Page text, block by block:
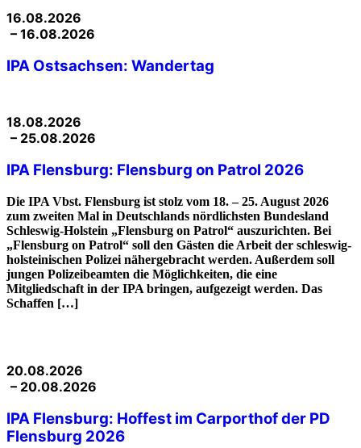
16.08.2026
– 16.08.2026
IPA Ostsachsen: Wandertag
18.08.2026
– 25.08.2026
IPA Flensburg: Flensburg on Patrol 2026
Die IPA Vbst. Flensburg ist stolz vom 18. – 25. August 2026
zum zweiten Mal in Deutschlands nördlichsten Bundesland
Schleswig-Holstein „Flensburg on Patrol“ auszurichten. Bei
„Flensburg on Patrol“ soll den Gästen die Arbeit der schleswig-
holsteinischen Polizei nähergebracht werden. Außerdem soll
jungen Polizeibeamten die Möglichkeiten, die eine
Mitgliedschaft in der IPA bringen, aufgezeigt werden. Das
Schaffen […]
20.08.2026
– 20.08.2026
IPA Flensburg: Hoffest im Carporthof der PD
Flensburg 2026